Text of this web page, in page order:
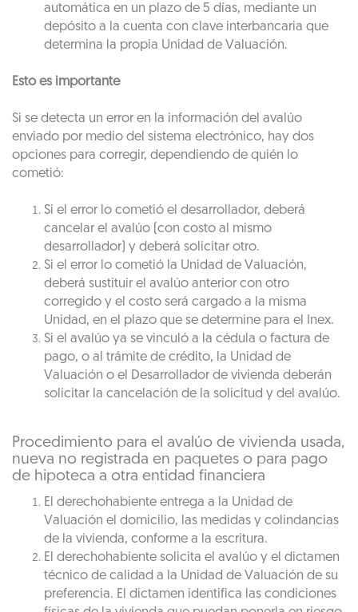
automática en un plazo de 5 días, mediante un
depósito a la cuenta con clave interbancaria que
determina la propia Unidad de Valuación.
Esto es importante
Si se detecta un error en la información del avalúo
enviado por medio del sistema electrónico, hay dos
opciones para corregir, dependiendo de quién lo
cometió:
Si el error lo cometió el desarrollador, deberá
cancelar el avalúo (con costo al mismo
desarrollador) y deberá solicitar otro.
Si el error lo cometió la Unidad de Valuación,
deberá sustituir el avalúo anterior con otro
corregido y el costo será cargado a la misma
Unidad, en el plazo que se determine para el Inex.
Si el avalúo ya se vinculó a la cédula o factura de
pago, o al trámite de crédito, la Unidad de
Valuación o el Desarrollador de vivienda deberán
solicitar la cancelación de la solicitud y del avalúo.
Procedimiento para el avalúo de vivienda usada,
nueva no registrada en paquetes o para pago
de hipoteca a otra entidad financiera
El derechohabiente entrega a la Unidad de
Valuación el domicilio, las medidas y colindancias
de la vivienda, conforme a la escritura.
El derechohabiente solicita el avalúo y el dictamen
técnico de calidad a la Unidad de Valuación de su
preferencia. El dictamen identifica las condiciones